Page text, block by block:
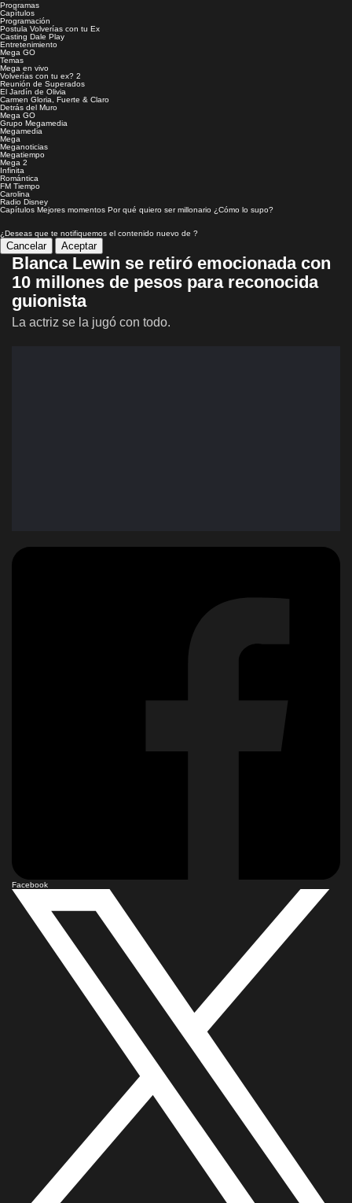
Programas
Capítulos
Programación
Postula Volverías con tu Ex
Casting Dale Play
Entretenimiento
Mega GO
Temas
Mega en vivo
Volverías con tu ex? 2
Reunión de Superados
El Jardín de Olivia
Carmen Gloria, Fuerte & Claro
Detrás del Muro
Mega GO
Grupo Megamedia
Megamedia
Mega
Meganoticias
Megatiempo
Mega 2
Infinita
Romántica
FM Tiempo
Carolina
Radio Disney
Capítulos Mejores momentos Por qué quiero ser millonario ¿Cómo lo supo?
¿Deseas que te notifiquemos el contenido nuevo de ?
Cancelar Aceptar
Blanca Lewin se retiró emocionada con
10 millones de pesos para reconocida
guionista
La actriz se la jugó con todo.
Facebook